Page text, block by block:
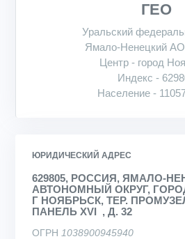
ГЕО
Уральский
Ямало-Ненецкий
Центр - город
Индекс -
Население -
ЮРИДИЧЕСКИЙ АДРЕС
629805, РОССИЯ, ЯМАЛО-
АВТОНОМНЫЙ ОКРУГ,
Г НОЯБРЬСК, ТЕР.
ПАНЕЛЬ XVI , Д. 32
ОГРН 1038900945940